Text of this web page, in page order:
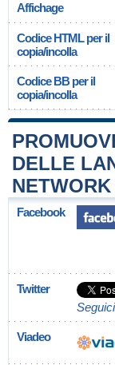
Affichage
Codice HTML per il
copia/incolla
Codice BB per il
copia/incolla
DELLE
NETWORK
Facebook
Twitter
Viadeo